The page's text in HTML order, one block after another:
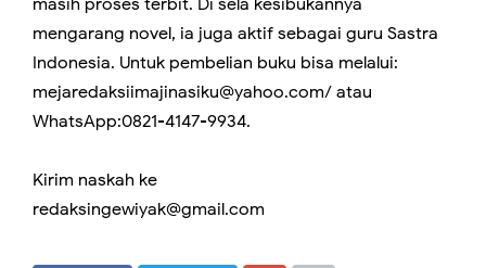
mengarang novel, ia juga aktif sebagai guru Sastra
Indonesia. Untuk pembelian buku bisa melalui:
mejaredaksiimajinasiku@yahoo.com/ atau
WhatsApp:0821-4147-9934.
Kirim naskah ke
redaksingewiyak@gmail.com